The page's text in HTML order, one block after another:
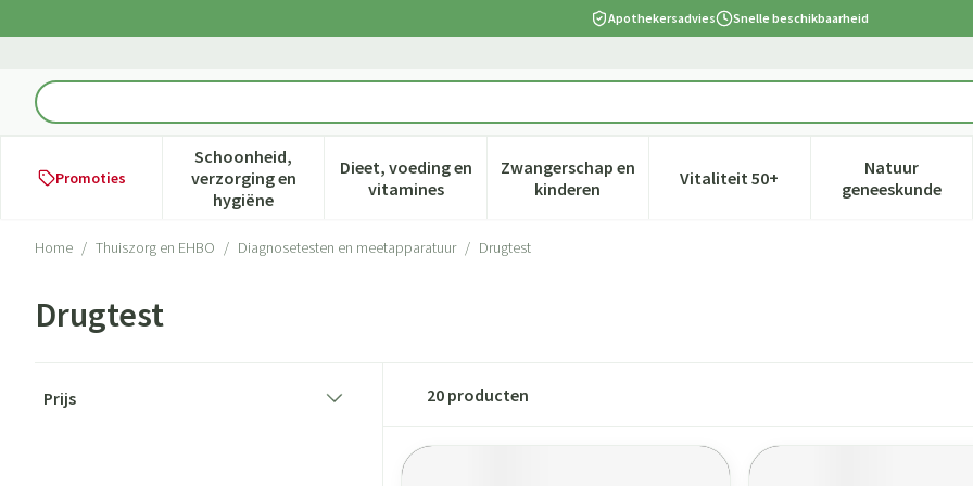
Apothekersadvies Snelle beschikbaarheid
Product, merk, categorie...
Promoties
Schoonheid,
verzorging en
hygiëne
Toon submenu voor Schoonheid, verzorging en hygiëne categorie
Dieet, voeding en
vitaminesToon submenu voor Dieet, voeding en vitamines categorie
Zwangerschap en
kinderenToon submenu voor Zwangerschap en kinderen
Vitaliteit 50+Toon submenu voor Vitaliteit
Natuur
geneeskunde
Toon
Home / Thuiszorg en EHBO / Diagnosetesten en meetapparatuur / Drugtest
Drugtest
Prijs
20 producten